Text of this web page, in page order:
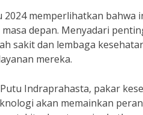
memperlihatkan bahwa
depan. Menyadari
sakit dan lembaga
mereka.
Indraprahasta, pakar
akan memainkan